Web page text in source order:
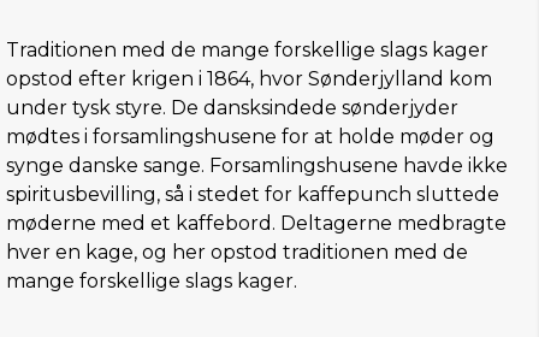
Traditionen med de mange forskellige slags kager
opstod efter krigen i 1864, hvor Sønderjylland kom
under tysk styre. De dansksindede sønderjyder
mødtes i forsamlingshusene for at holde møder og
synge danske sange. Forsamlingshusene havde ikke
spiritusbevilling, så i stedet for kaffepunch sluttede
møderne med et kaffebord. Deltagerne medbragte
hver en kage, og her opstod traditionen med de
mange forskellige slags kager.